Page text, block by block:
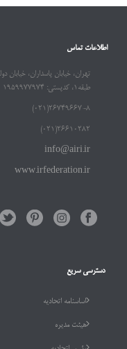
اطلاعات تماس
طبقه۱، کدپستی: ۱۹۵۹۹۷۷۹۷۴
۲۶۷۴۹۶۶۷-۸(۰۲۱)
۲۶۶۱۰۲۸۲(۰۲۱)
info@airi.ir
www.irfederation.ir
دسترسی سریع
اساسنامه اتحادیه
هیئت مدیره